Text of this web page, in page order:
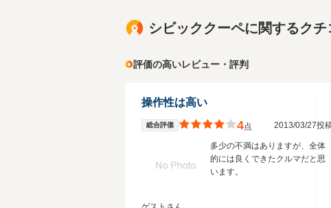
シビッククーペに関するク
評価の高いレビュー・評判
操作性は高い
総合評価 4点 2013/03/27投
多少の不満はありますが、全体
的には良くできたクルマだと思
います。